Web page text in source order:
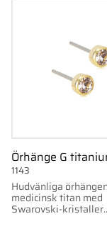
Örhänge G
Hudvänliga
medicinsk titan med
Swarovski-kristaller
1143